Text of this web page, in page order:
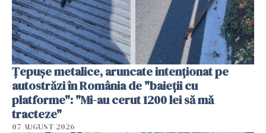
Țepușe metalice, aruncate intenționat pe
autostrăzi în România de "baieții cu
platforme": "Mi-au cerut 1200 lei să mă
tracteze"
07 AUGUST 2026